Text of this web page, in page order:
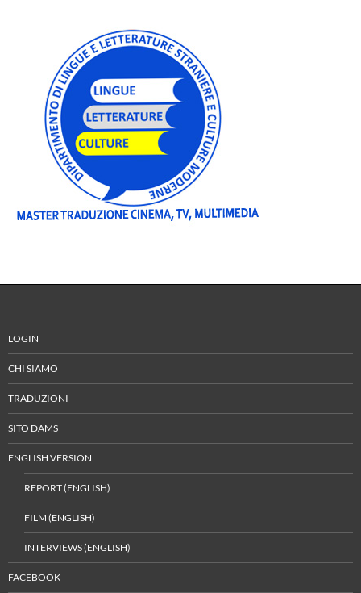
LOGIN
CHI SIAMO
TRADUZIONI
SITO DAMS
ENGLISH VERSION
REPORT (ENGLISH)
FILM (ENGLISH)
INTERVIEWS (ENGLISH)
FACEBOOK